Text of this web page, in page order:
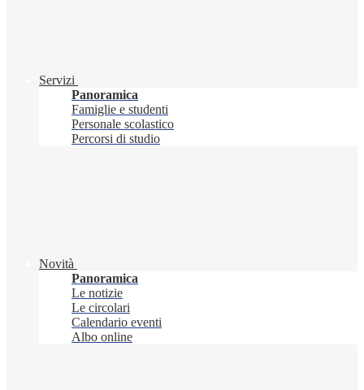
Servizi
Panoramica
Famiglie e studenti
Personale scolastico
Percorsi di studio
Novità
Panoramica
Le notizie
Le circolari
Calendario eventi
Albo online